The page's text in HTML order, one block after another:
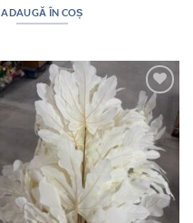
ADAUGĂ ÎN COȘ
Add to
wishlist